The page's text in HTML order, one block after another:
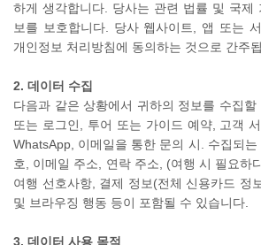
하게 생각합니다. 당사는 관련 법률 및 국제
보를 보호합니다. 당사 웹사이트, 앱 또는
개인정보 처리방침에 동의하는 것으로 간주
2. 데이터 수집
다음과 같은 상황에서 귀하의 정보를 수집할
또는 로그인, 투어 또는 가이드 예약, 고객
WhatsApp, 이메일을 통한 문의 시. 수집되는
호, 이메일 주소, 연락 주소, (여행 시 필요하
여행 선호사항, 결제 정보(전체 신용카드 정
및 브라우징 행동 등이 포함될 수 있습니다.
3. 데이터 사용 목적